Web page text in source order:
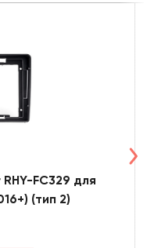
FC329 для
(тип 2)